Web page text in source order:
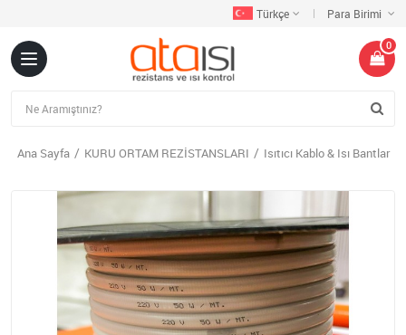
Türkçe Para Birimi
0
Ana Sayfa KURU ORTAM REZİSTANSLARI Isıtıcı Kablo & Isı Bantlar